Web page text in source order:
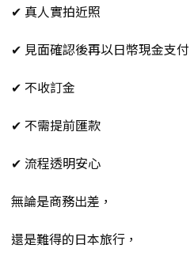
✔ 真人實拍近照
✔ 見面確認後再以日幣現金支付
✔ 不收訂金
✔ 不需提前匯款
✔ 流程透明安心
無論是商務出差，
還是難得的日本旅行，